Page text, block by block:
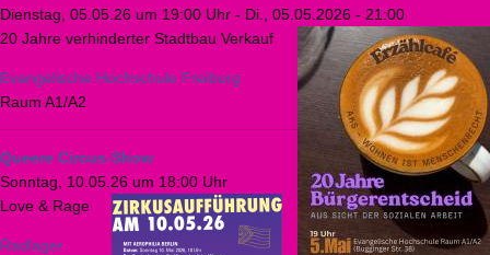
Dienstag, 05.05.26 um 19:00 Uhr - Di., 05.05.2026 - 21:00
20 Jahre verhinderter Stadtbau Verkauf
Evangelische Hochschule Freiburg
Raum A1/A2
Queere Circus-Show
Sonntag, 10.05.26 um 18:00 Uhr
Love & Rage
Radlager